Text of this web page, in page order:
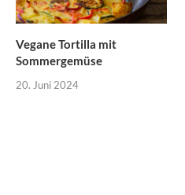
Vegane Tortilla mit
Sommergemüse
20. Juni 2024